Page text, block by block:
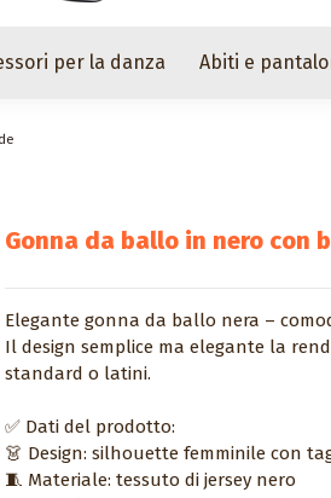
per la danza Abiti e
Gonna da ballo in nero con
Elegante gonna da ballo nera –
Il design semplice ma elegante la
standard o latini.
✅ Dati del prodotto:
👗 Design: silhouette femminile con
🧵 Materiale: tessuto di jersey nero